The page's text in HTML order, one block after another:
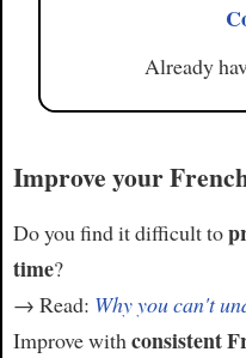
Already
Improve your
Do you find it difficult to
time?
→ Read: Why you can't
Improve with consistent